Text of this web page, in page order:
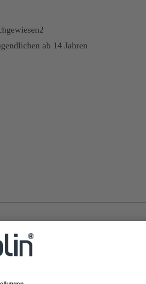
ab 14 Jahren
60, Isopropylmyristat (Ph.